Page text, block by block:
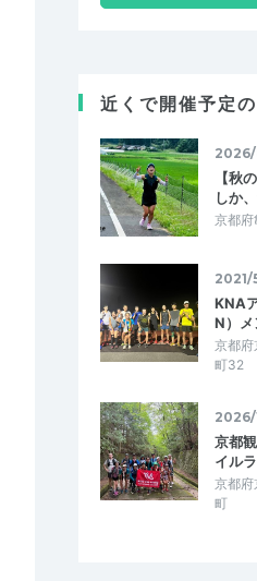
近くで開催予定
【秋
しか
京都府
2021/
KNA
N）
京都府
町32
2026/
京都
イル
京都府
町